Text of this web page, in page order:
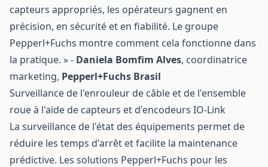
capteurs appropriés, les opérateurs gagnent en
précision, en sécurité et en fiabilité. Le groupe
Pepperl+Fuchs montre comment cela fonctionne dans
la pratique. » - Daniela Bomfim Alves, coordinatrice
marketing, Pepperl+Fuchs Brasil
Surveillance de l'enrouleur de câble et de l'ensemble
roue à l'aide de capteurs et d'encodeurs IO-Link
La surveillance de l'état des équipements permet de
réduire les temps d'arrêt et facilite la maintenance
prédictive. Les solutions Pepperl+Fuchs pour les